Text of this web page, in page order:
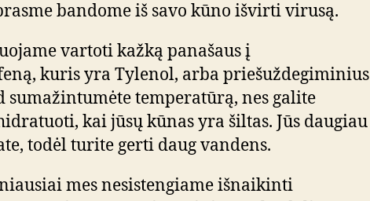
bandome iš savo kūno išvirti virusą.
vartoti kažką panašaus į
kuris yra Tylenol, arba priešuždegiminius
sumažintumėte temperatūrą, nes galite
kai jūsų kūnas yra šiltas. Jūs daugiau
todėl turite gerti daug vandens.
mes nesistengiame išnaikinti